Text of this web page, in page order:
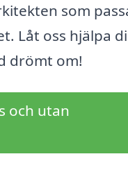
som
Låt oss hjälpa
drömt om!
och utan